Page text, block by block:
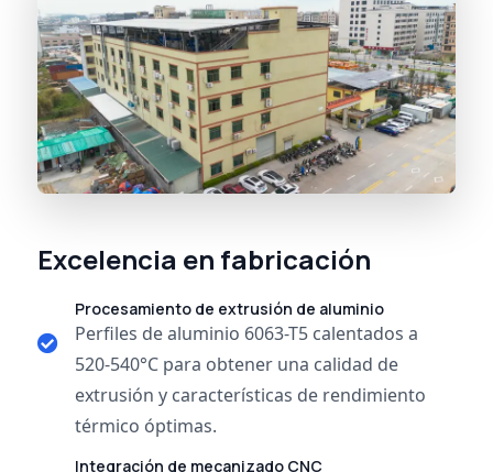
Excelencia en fabricación
Procesamiento de extrusión de aluminio
Perfiles de aluminio 6063-T5 calentados a
520-540°C para obtener una calidad de
extrusión y características de rendimiento
térmico óptimas.
Integración de mecanizado CNC